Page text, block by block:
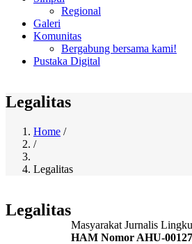
Regional
Galeri
Komunitas
Bergabung bersama kami!
Pustaka Digital
Legalitas
Breadcrumb
Home /
/
Legalitas
Legalitas
Masyarakat Jurnalis
HAM Nomor AHU-